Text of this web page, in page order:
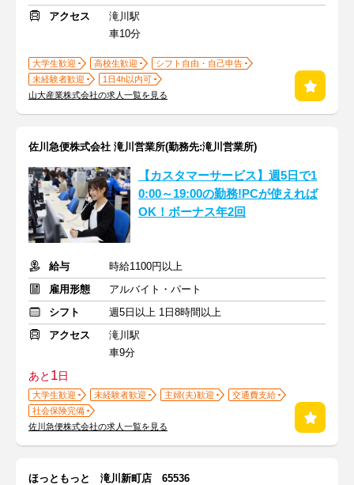
アクセス
滝川駅
車10分
大学生歓迎 高校生歓迎
シフト自由・自己申告
未経験者歓迎
1日4h以内可
山大産業株式会社の求人一覧を見る
佐川急便株式会社 滝川営業所(勤務先:滝川営業所)
【カスタマーサービス】週5日で1
0:00～19:00の勤務!PCが使えれば
OK！ボーナス年2回
給与
時給1100円以上
雇用形態
アルバイト・パート
シフト
週5日以上 1日8時間以上
アクセス
滝川駅
車9分
あと 1日
大学生歓迎 未経験者歓迎 主婦(夫)歓迎
交通費支給
社会保険完備
佐川急便株式会社の求人一覧を見る
ほっともっと 滝川新町店 65536